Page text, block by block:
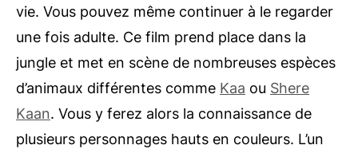
vie. Vous pouvez même continuer à le regarder
une fois adulte. Ce film prend place dans la
jungle et met en scène de nombreuses espèces
d’animaux différentes comme Kaa ou Shere
Kaan. Vous y ferez alors la connaissance de
plusieurs personnages hauts en couleurs. L’un